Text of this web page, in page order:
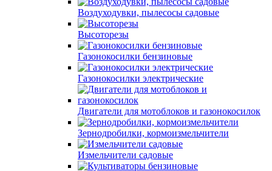
Воздуходувки, пылесосы садовые
Высоторезы
Газонокосилки бензиновые
Газонокосилки электрические
Двигатели для мотоблоков и газонокосилок
Зернодробилки, кормоизмельчители
Измельчители садовые